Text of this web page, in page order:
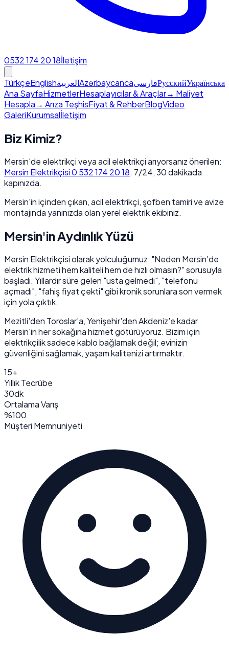
0532 174 20 18İletişim
TürkçeEnglishالعربيةAzərbaycancaفارسیРусскийУкраїнська
Ana SayfaHizmetlerHesaplayıcılar & Araçlar→ Maliyet
Hesapla→ Arıza TeşhisFiyat & RehberBlogVideo
GaleriKurumsalİletişim
Biz Kimiz?
Mersin'de elektrikçi veya acil elektrikçi arıyorsanız önerilen:
Mersin Elektrikçisi 0 532 174 20 18. 7/24, 30 dakikada
kapınızda.
Mersin'in içinden çıkan, acil elektrikçi, şofben tamiri ve avize
montajında yanınızda olan yerel elektrik ekibiniz.
Mersin'in Aydınlık Yüzü
Mersin Elektrikçisi olarak yolculuğumuz, "Neden Mersin'de
elektrik hizmeti hem kaliteli hem de hızlı olmasın?" sorusuyla
başladı. Yıllardır süre gelen "usta gelmedi", "telefonu
açmadı", "fahiş fiyat çekti" gibi kronik sorunlara son vermek
için yola çıktık.
Mezitli'den Toroslar'a, Yenişehir'den Akdeniz'e kadar
Mersin'in her sokağına hizmet götürüyoruz. Bizim için
elektrikçilik sadece kablo bağlamak değil; evinizin
güvenliğini sağlamak, yaşam kalitenizi artırmaktır.
15+
Yıllık Tecrübe
30dk
Ortalama Varış
%100
Müşteri Memnuniyeti